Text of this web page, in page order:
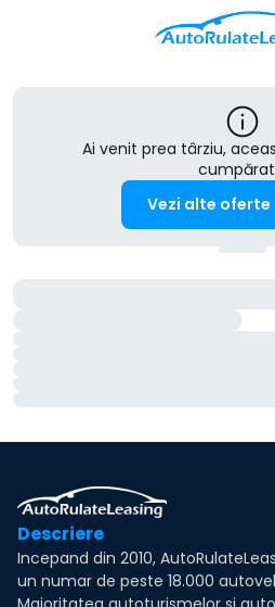
Ai venit prea târziu,
Vezi alte oferte
Descriere
Incepand din 2010,
un numar de peste 18.000